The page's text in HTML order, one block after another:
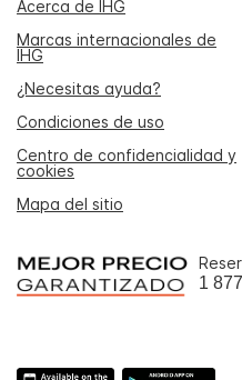
Acerca de IHG
Marcas internacionales de
IHG
¿Necesitas ayuda?
Condiciones de uso
Centro de confidencialidad y
cookies
Mapa del sitio
1